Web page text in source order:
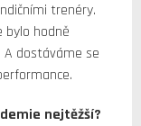
trenéry.
bylo hodně
A dostáváme se
nejtěžší?